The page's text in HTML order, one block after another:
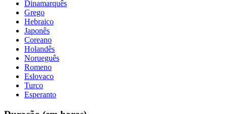
Dinamarquês
Grego
Hebraico
Japonês
Coreano
Holandês
Norueguês
Romeno
Eslovaco
Turco
Esperanto